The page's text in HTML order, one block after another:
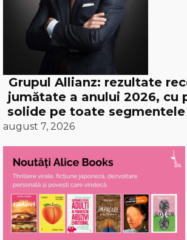
Grupul Allianz: rezultate
jumătate a anului 2026, cu
solide pe toate segmentele
august 7, 2026